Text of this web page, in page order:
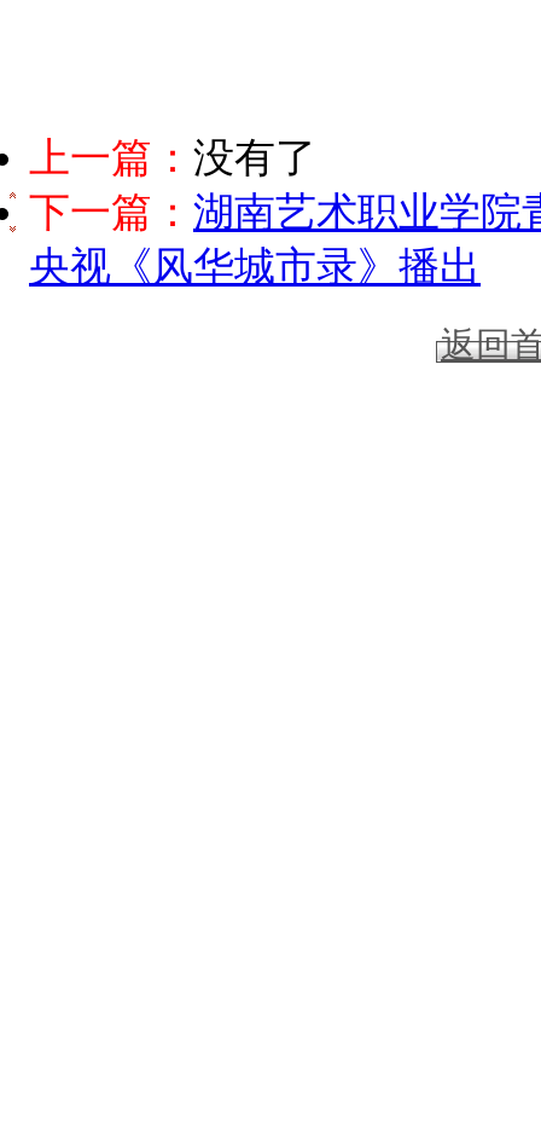
上一篇： 没有了
下一篇： 湖南艺术职业学院
央视《风华城市录》播出
返回